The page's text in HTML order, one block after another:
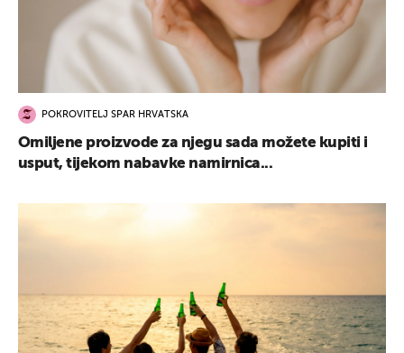
POKROVITELJ SPAR HRVATSKA
Omiljene proizvode za njegu sada možete kupiti i
usput, tijekom nabavke namirnica...